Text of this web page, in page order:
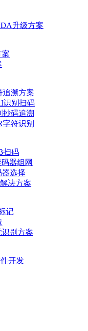
升级方案
案
追溯方案
识别扫码
抄码追溯
符识别
扫码
器组网
器选择
决方案
记
别方案
开发